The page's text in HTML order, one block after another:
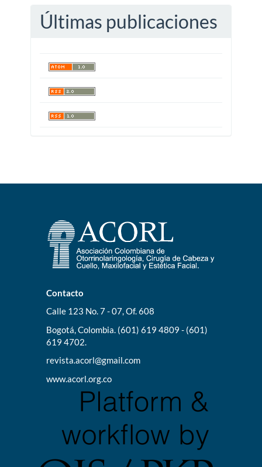
Últimas publicaciones
Contacto
Calle 123 No. 7 - 07, Of. 608
Bogotá, Colombia. (601) 619 4809 - (601)
619 4702.
revista.acorl@gmail.com
www.acorl.org.co